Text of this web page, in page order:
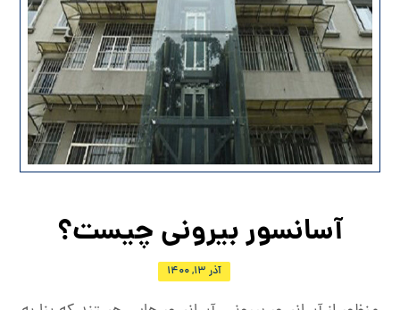
آسانسور بیرونی چیست؟
آذر ۱۳, ۱۴۰۰